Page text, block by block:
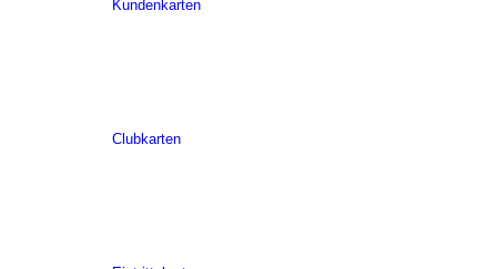
Kundenkarten
Clubkarten